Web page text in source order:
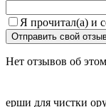
Я прочитал(а) и
Отправить свой
Нет отзывов об
ерши для чистки